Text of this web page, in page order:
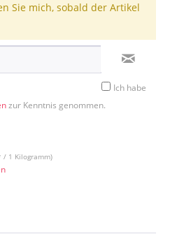
Sie mich, sobald der Artikel
Ich habe
zur Kenntnis genommen.
/ 1 Kilogramm)